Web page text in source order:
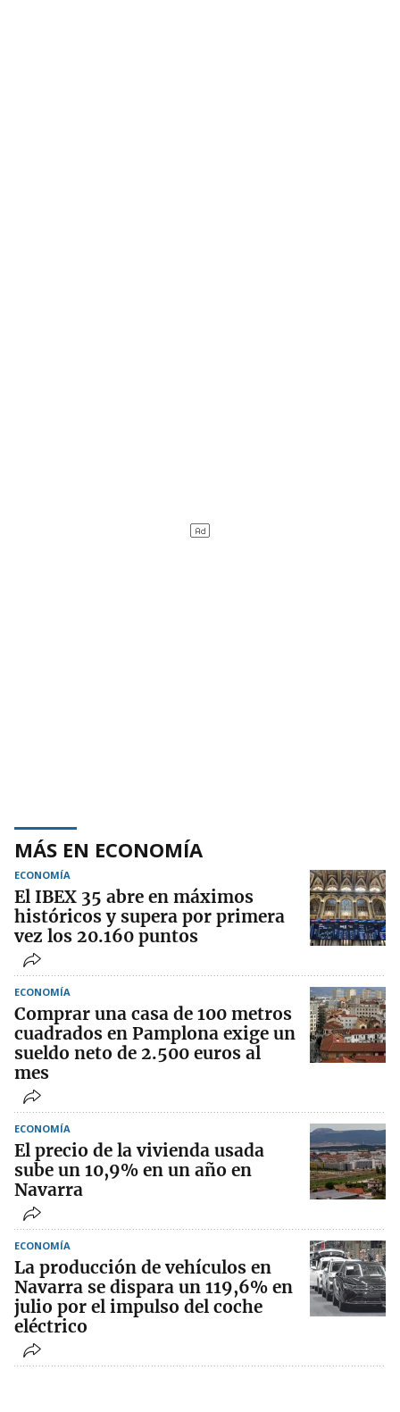
MÁS EN ECONOMÍA
ECONOMÍA
El IBEX 35 abre en máximos
históricos y supera por primera
vez los 20.160 puntos
ECONOMÍA
Comprar una casa de 100 metros
cuadrados en Pamplona exige un
sueldo neto de 2.500 euros al
mes
ECONOMÍA
El precio de la vivienda usada
sube un 10,9% en un año en
Navarra
ECONOMÍA
La producción de vehículos en
Navarra se dispara un 119,6% en
julio por el impulso del coche
eléctrico